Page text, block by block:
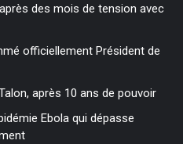
des mois de tension avec
officiellement Président de
après 10 ans de pouvoir
Ebola qui dépasse